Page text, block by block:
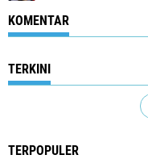
KOMENTAR
TERKINI
TERPOPULER